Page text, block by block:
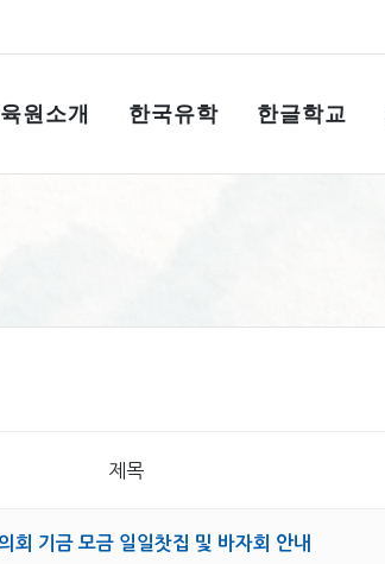
원소개 한국유학 한글학교
제목
회 기금 모금 일일찻집 및 바자회 안내